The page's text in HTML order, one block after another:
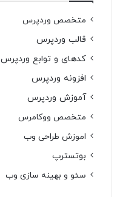
متخصص وردپرس
قالب وردپرس
کدهای و توابع وردپرس
افزونه وردپرس
آموزش وردپرس
متخصص ووکامرس
اموزش طراحی وب
بوتسترپ
سئو و بهینه سازی وب